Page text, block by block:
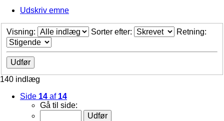
Udskriv emne
Visning: Sorter efter: Retning:
140 indlæg
Side 14 af 14
Gå til side: